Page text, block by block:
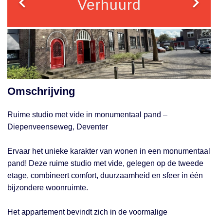
Verhuurd
Omschrijving
Ruime studio met vide in monumentaal pand –
Diepenveenseweg, Deventer
Ervaar het unieke karakter van wonen in een monumentaal
pand! Deze ruime studio met vide, gelegen op de tweede
etage, combineert comfort, duurzaamheid en sfeer in één
bijzondere woonruimte.
Het appartement bevindt zich in de voormalige